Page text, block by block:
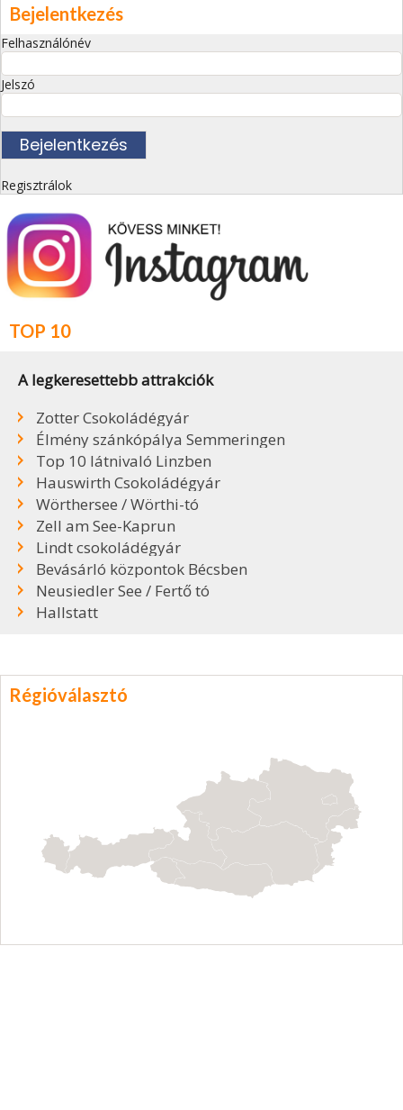
Bejelentkezés
Felhasználónév
Jelszó
Regisztrálok
TOP 10
A legkeresettebb attrakciók
Zotter Csokoládégyár
Élmény szánkópálya Semmeringen
Top 10 látnivaló Linzben
Hauswirth Csokoládégyár
Wörthersee / Wörthi-tó
Zell am See-Kaprun
Lindt csokoládégyár
Bevásárló központok Bécsben
Neusiedler See / Fertő tó
Hallstatt
Régióválasztó